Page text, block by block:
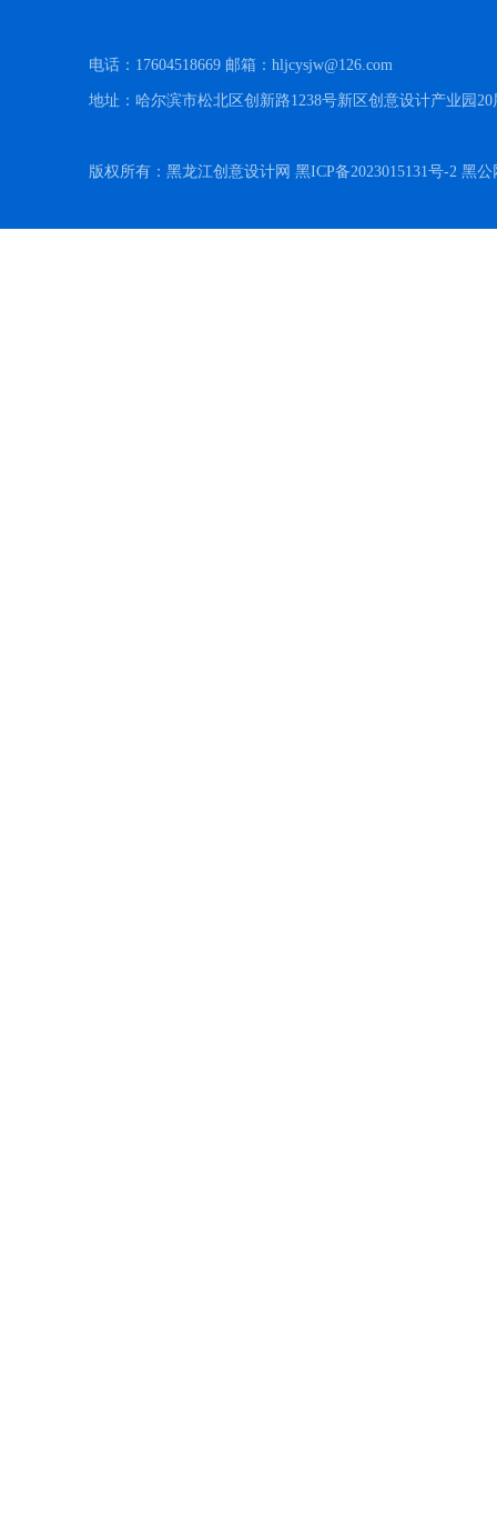
电话：17604518669 邮箱：hljcysjw@126.com
地址：哈尔滨市松北区创新路1238号新区创意设计产业园20
版权所有：黑龙江创意设计网 黑ICP备2023015131号-2 黑公